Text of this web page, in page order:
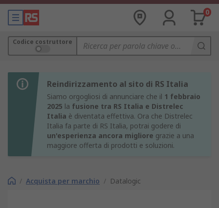
0
Codice costruttore
Reindirizzamento al sito di RS Italia
Siamo orgogliosi di annunciare che il 1 febbraio
2025 la fusione tra RS Italia e Distrelec
Italia è diventata effettiva. Ora che Distrelec
Italia fa parte di RS Italia, potrai godere di
un'esperienza ancora migliore grazie a una
maggiore offerta di prodotti e soluzioni.
/ Acquista per marchio / Datalogic